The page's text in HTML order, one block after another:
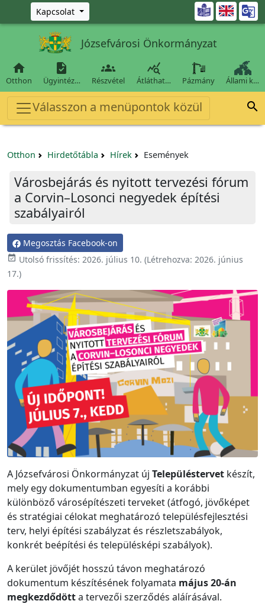
Ugrás a fő tartalomra
Kapcsolat 
Józsefvárosi Önkormányzat

Otthon

Ügyintéz…

Részvétel

Átláthat… Pázmány Állami k…
Válasszon a menüpontok közül 
Otthon Hirdetőtábla Hírek Események
Városbejárás és nyitott tervezési fórum
a Corvin–Losonci negyedek építési
szabályairól
Megosztás Facebook-on
 Utolsó frissítés: 2026. július 10. (Létrehozva: 2026. június
17.)
A Józsefvárosi Önkormányzat új Településtervet készít,
mely egy dokumentumban egyesíti a korábbi
különböző városépítészeti terveket (átfogó, jövőképet
és stratégiai célokat meghatározó településfejlesztési
terv, helyi építési szabályzat és részletszabályok,
konkrét beépítési és településképi szabályok).
A kerület jövőjét hosszú távon meghatározó
dokumentum készítésének folyamata május 20-án
megkezdődötta tervezői szerződés aláírásával.